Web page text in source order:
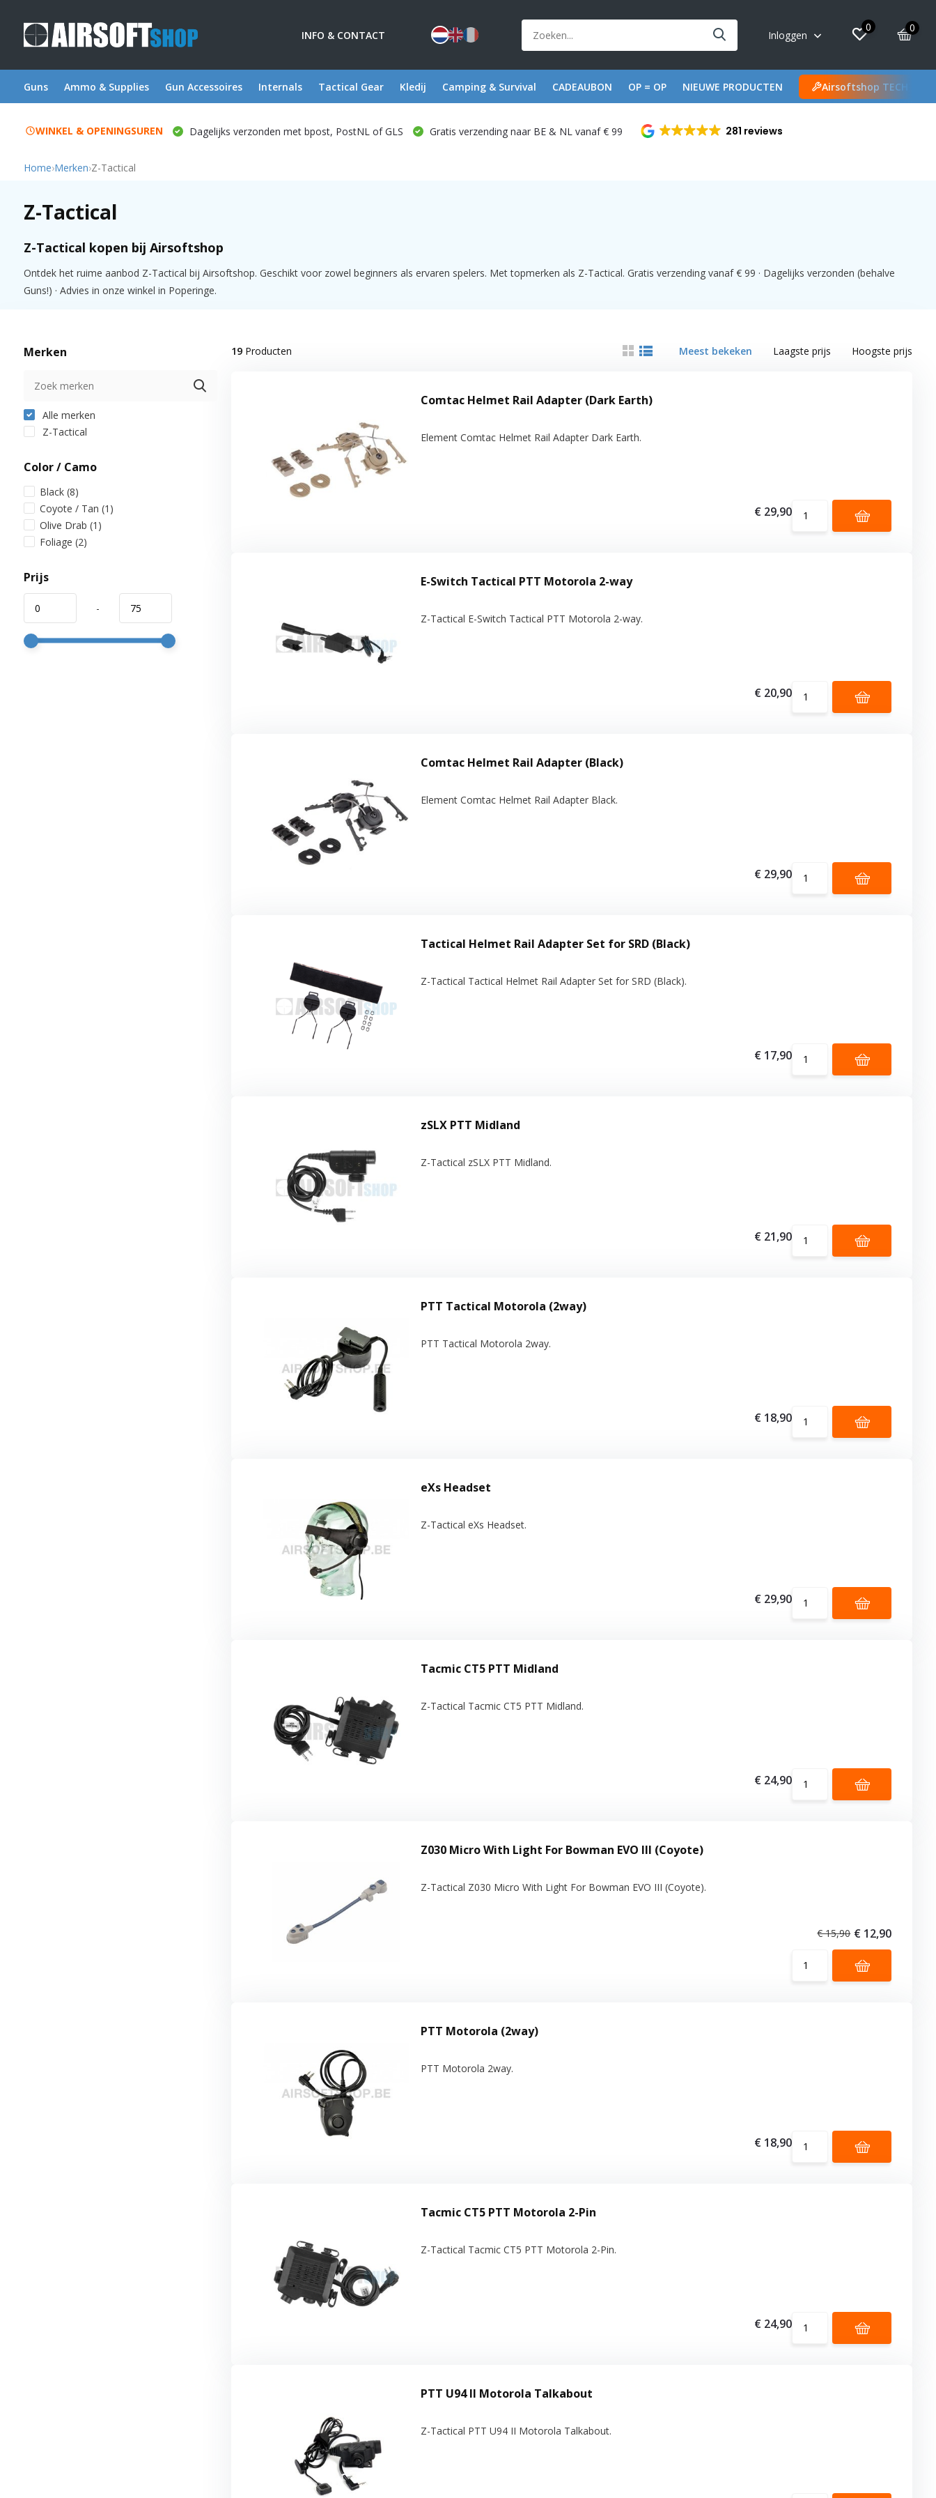
INFO & CONTACT Inloggen
0 0
Guns Ammo & Supplies Gun Accessoires Internals Tactical Gear Kledij Camping & Survival CADEAUBON OP = OP NIEUWE PRODUCTEN Airsoftshop TECH
WINKEL & OPENINGSUREN Dagelijks verzonden met bpost, PostNL of GLS Gratis verzending naar BE & NL vanaf € 99 281 reviews
Home›Merken›Z-Tactical
Z-Tactical
Z-Tactical kopen bij Airsoftshop
Ontdek het ruime aanbod Z-Tactical bij Airsoftshop. Geschikt voor zowel beginners als ervaren spelers. Met topmerken als Z-Tactical. Gratis verzending vanaf € 99 · Dagelijks verzonden (behalve
Guns!) · Advies in onze winkel in Poperinge.
Merken
Alle merken
Z-Tactical
Color / Camo
Black (8)
Coyote / Tan (1)
Olive Drab (1)
Foliage (2)
Prijs
-
19Producten Meest bekeken Laagste prijs Hoogste prijs
Comtac Helmet Rail Adapter (Dark Earth)
Element Comtac Helmet Rail Adapter Dark Earth.
€ 29,90
E-Switch Tactical PTT Motorola 2-way
Z-Tactical E-Switch Tactical PTT Motorola 2-way.
€ 20,90
Comtac Helmet Rail Adapter (Black)
Element Comtac Helmet Rail Adapter Black.
€ 29,90
Tactical Helmet Rail Adapter Set for SRD (Black)
Z-Tactical Tactical Helmet Rail Adapter Set for SRD (Black).
€ 17,90
zSLX PTT Midland
Z-Tactical zSLX PTT Midland.
€ 21,90
PTT Tactical Motorola (2way)
PTT Tactical Motorola 2way.
€ 18,90
eXs Headset
Z-Tactical eXs Headset.
€ 29,90
Tacmic CT5 PTT Midland
Z-Tactical Tacmic CT5 PTT Midland.
€ 24,90
Z030 Micro With Light For Bowman EVO III (Coyote)
Z-Tactical Z030 Micro With Light For Bowman EVO III (Coyote).
€ 15,90 € 12,90
PTT Motorola (2way)
PTT Motorola 2way.
€ 18,90
Tacmic CT5 PTT Motorola 2-Pin
Z-Tactical Tacmic CT5 PTT Motorola 2-Pin.
€ 24,90
PTT U94 II Motorola Talkabout
Z-Tactical PTT U94 II Motorola Talkabout.